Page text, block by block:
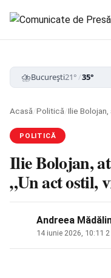
⛈️București21°/35°
Acasă/Politică/
POLITICĂ
Ilie Bolojan,
„Un act ostil,
Andreea
14 iunie 2026, 10:11